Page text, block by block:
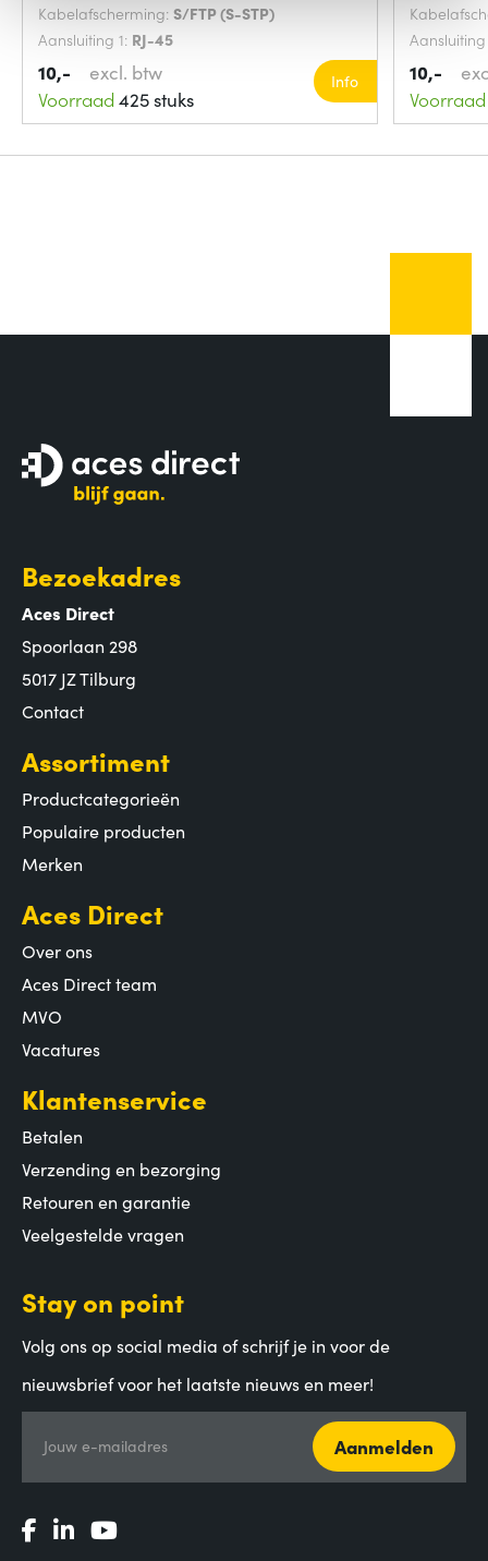
Kabelafscherming: S/FTP (S-STP)
Aansluiting 1: RJ-45
10,-
excl. btw
Voorraad 425 stuks
Info 10,-
Voorraad
Bezoekadres
Aces Direct
Spoorlaan 298
5017 JZ Tilburg
Contact
Assortiment
Productcategorieën
Populaire producten
Merken
Aces Direct
Over ons
Aces Direct team
MVO
Vacatures
Klantenservice
Betalen
Verzending en bezorging
Retouren en garantie
Veelgestelde vragen
Stay on point
Volg ons op social media of schrijf je in voor de
nieuwsbrief voor het laatste nieuws en meer!
Jouw e-mailadres Aanmelden